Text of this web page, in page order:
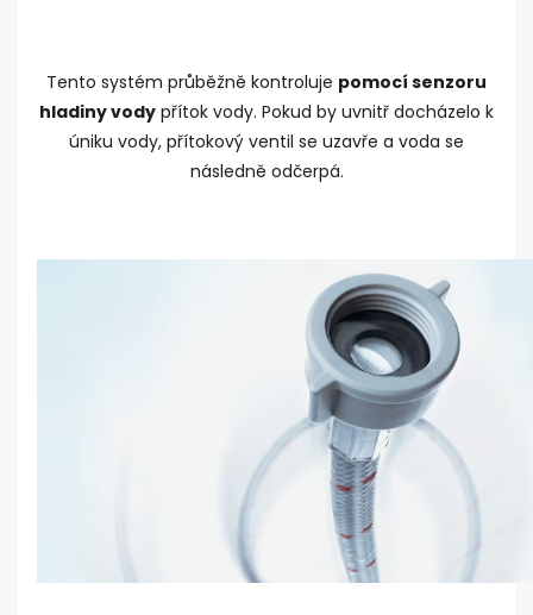
Tento systém průběžně kontroluje pomocí senzoru
hladiny vody přítok vody. Pokud by uvnitř docházelo k
úniku vody, přítokový ventil se uzavře a voda se
následně odčerpá.